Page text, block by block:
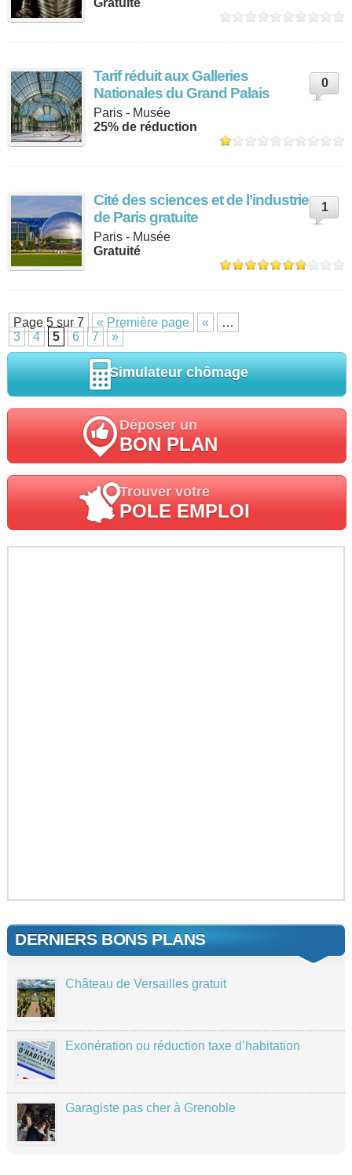
Tarif réduit aux Galleries
Nationales du Grand Palais
0
Paris - Musée
25% de réduction
Cité des sciences et de l’industrie
de Paris gratuite
1
Paris - Musée
Gratuité
Page 5 sur 7 « Première page «
…
3
4 5 6 7 »
Simulateur chômage
Déposer un
BON PLAN
Trouver votre
POLE EMPLOI
DERNIERS BONS PLANS
Château de Versailles gratuit
Exonération ou réduction taxe d’habitation
Garagiste pas cher à Grenoble